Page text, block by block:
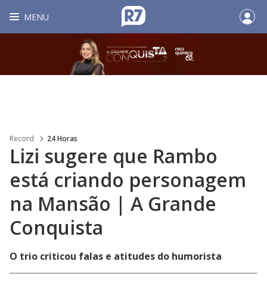
MENU
Record 24 Horas
Lizi sugere que Rambo
está criando personagem
na Mansão | A Grande
Conquista
O trio criticou falas e atitudes do humorista